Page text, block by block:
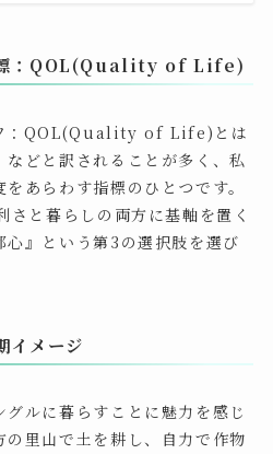
標：QOL(Quality of Life)
：QOL(Quality of Life)とは
などと訳されることが多く、私
あらわす指標のひとつです。
と暮らしの両方に基軸を置く
』という第3の選択肢を選び
イメージ
ルに暮らすことに魅力を感じ
里山で土を耕し、自力で作物